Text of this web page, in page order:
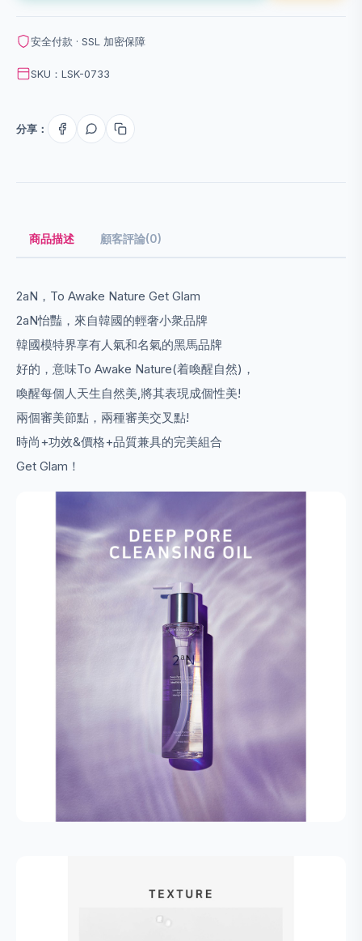
安全付款 · SSL 加密保障
SKU：LSK-0733
分享：
商品描述 顧客評論(0)
2aN，To Awake Nature Get Glam
2aN怡豔，來自韓國的輕奢小衆品牌
韓國模特界享有人氣和名氣的黑馬品牌
好的，意味To Awake Nature(着喚醒自然)，
喚醒每個人天生自然美,將其表現成個性美!
兩個審美節點，兩種審美交叉點!
時尚+功效&價格+品質兼具的完美組合
Get Glam！